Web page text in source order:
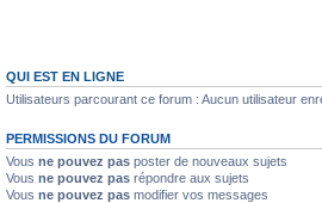
QUI EST EN LIGNE
Utilisateurs parcourant ce forum : Aucun utilisateur
PERMISSIONS DU FORUM
Vous ne pouvez pas poster de nouveaux sujets
Vous ne pouvez pas répondre aux sujets
Vous ne pouvez pas modifier vos messages